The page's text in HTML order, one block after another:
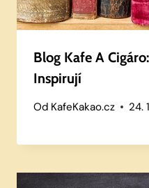
Blog Kafe A
Inspirují
Od KafeKakao.cz 24.